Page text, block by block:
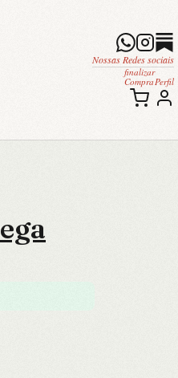
Nossas Redes sociais
finalizar
Compra Perfil